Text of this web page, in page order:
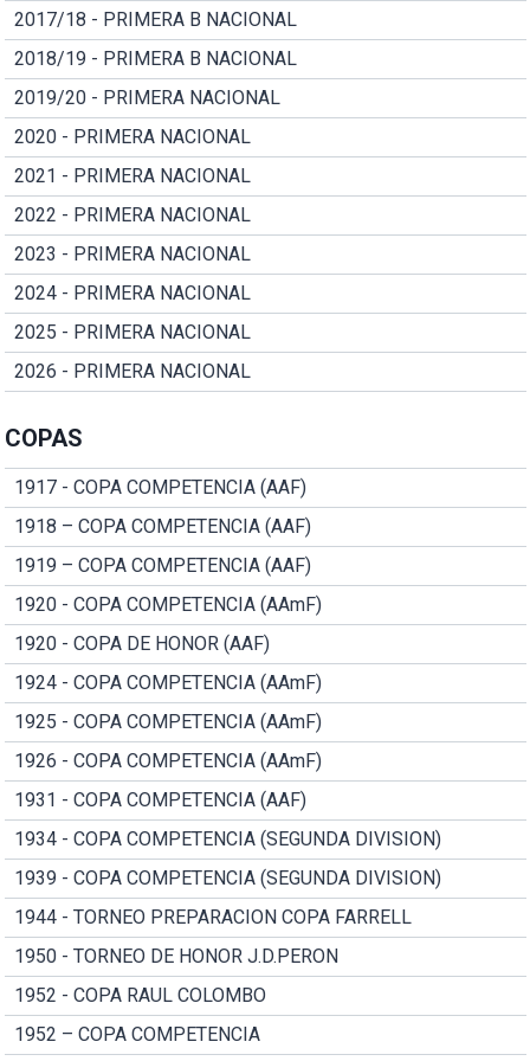
2017/18 - PRIMERA B NACIONAL
2018/19 - PRIMERA B NACIONAL
2019/20 - PRIMERA NACIONAL
2020 - PRIMERA NACIONAL
2021 - PRIMERA NACIONAL
2022 - PRIMERA NACIONAL
2023 - PRIMERA NACIONAL
2024 - PRIMERA NACIONAL
2025 - PRIMERA NACIONAL
2026 - PRIMERA NACIONAL
COPAS
1917 - COPA COMPETENCIA (AAF)
1918 – COPA COMPETENCIA (AAF)
1919 – COPA COMPETENCIA (AAF)
1920 - COPA COMPETENCIA (AAmF)
1920 - COPA DE HONOR (AAF)
1924 - COPA COMPETENCIA (AAmF)
1925 - COPA COMPETENCIA (AAmF)
1926 - COPA COMPETENCIA (AAmF)
1931 - COPA COMPETENCIA (AAF)
1934 - COPA COMPETENCIA (SEGUNDA DIVISION)
1939 - COPA COMPETENCIA (SEGUNDA DIVISION)
1944 - TORNEO PREPARACION COPA FARRELL
1950 - TORNEO DE HONOR J.D.PERON
1952 - COPA RAUL COLOMBO
1952 – COPA COMPETENCIA